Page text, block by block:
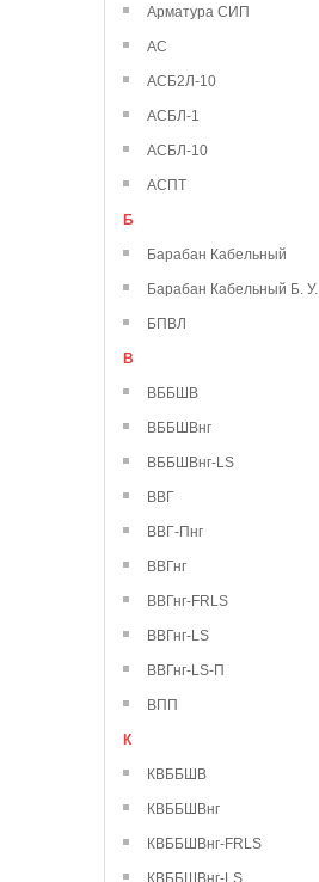
Арматура СИП
АС
АСБ2Л-10
АСБЛ-1
АСБЛ-10
АСПТ
Б
Барабан Кабельный
Барабан Кабельный Б. У.
БПВЛ
В
ВББШВ
ВББШВнг
ВББШВнг-LS
ВВГ
ВВГ-Пнг
ВВГнг
ВВГнг-FRLS
ВВГнг-LS
ВВГнг-LS-П
ВПП
К
КВББШВ
КВББШВнг
КВББШВнг-FRLS
КВББШВнг-LS